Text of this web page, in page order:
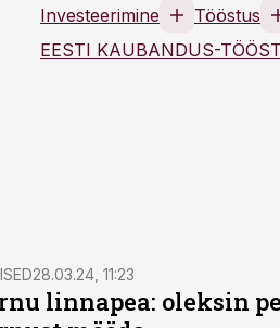
Investeerimine Tööstus
28.03.24, 11:23
linnapea: oleksin